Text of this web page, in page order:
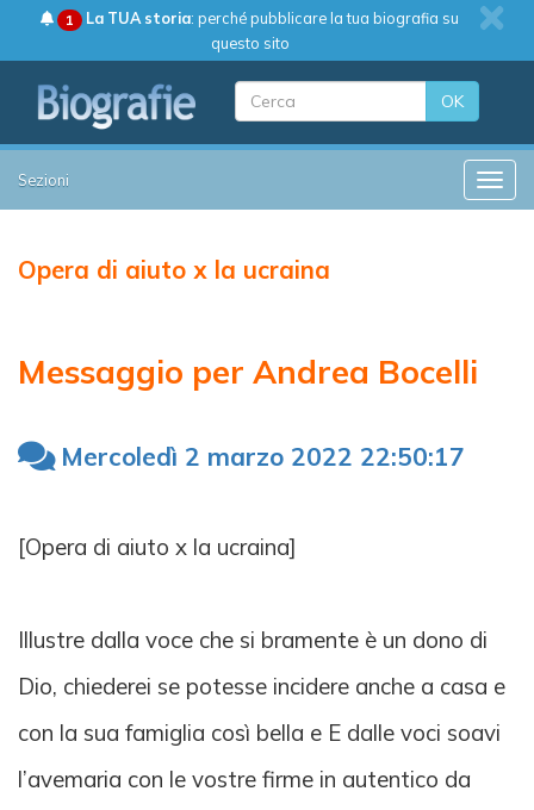
1 La TUA storia: perché pubblicare la tua biografia su
questo sito
OK
Sezioni
Opera di aiuto x la ucraina
Messaggio per Andrea Bocelli
Mercoledì 2 marzo 2022 22:50:17
[Opera di aiuto x la ucraina]
Illustre dalla voce che si bramente è un dono di
Dio, chiederei se potesse incidere anche a casa e
con la sua famiglia così bella e E dalle voci soavi
l’avemaria con le vostre firme in autentico da